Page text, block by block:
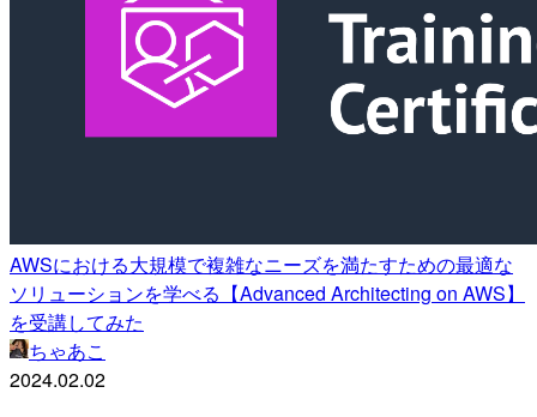
AWSにおける大規模で複雑なニーズを満たすための最適な
ソリューションを学べる【Advanced Architecting on AWS】
を受講してみた
ちゃあこ
2024.02.02